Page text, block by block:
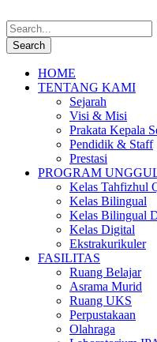
HOME
TENTANG KAMI
Sejarah
Visi & Misi
Prakata Kepala
Pendidik & Staff
Prestasi
PROGRAM
Kelas Tahfizhul
Kelas Bilingual
Kelas Bilingual
Kelas Digital
Ekstrakurikuler
FASILITAS
Ruang Belajar
Asrama Murid
Ruang UKS
Perpustakaan
Olahraga